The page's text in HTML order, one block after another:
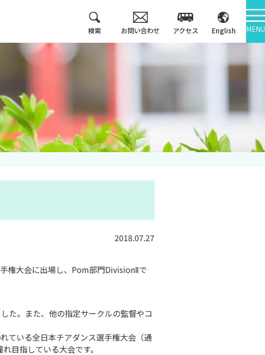
検索 お問い合わせ アクセス English MENU
教育方針
カリキュラム・マッ
プ等
キャンパス紹介
中期計画
2018.07.27
権大会に出場し、Pom部門DivisionⅡで
た。また、他の指定サークルの監督やコ
ている全日本チアダンス選手権大会（通
目指している大会です。